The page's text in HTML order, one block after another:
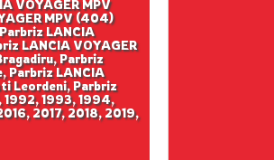
VOYAGER MPV
MPV (404)
LANCIA
LANCIA VOYAGER
Parbriz
Parbriz LANCIA
Leordeni, Parbriz
1992, 1993, 1994,
2017, 2018, 2019,